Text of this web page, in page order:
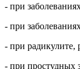
- при
- при
- при радикулите,
- при простудных